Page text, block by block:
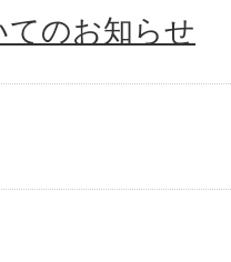
のお知らせ